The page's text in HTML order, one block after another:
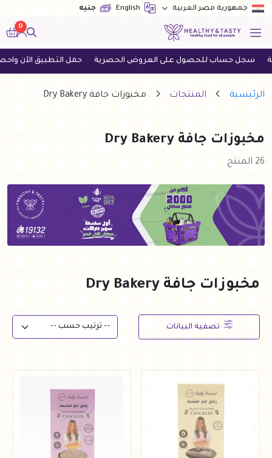
جمهورية مصر العربية English جنيه
0
للحصول على العروض الحصرية حمل التطبيق الآن واحصل على
الرئيسية المنتجات مخبوزات جافة Dry Bakery
مخبوزات جافة Dry Bakery
26 المنتج
مخبوزات جافة Dry Bakery